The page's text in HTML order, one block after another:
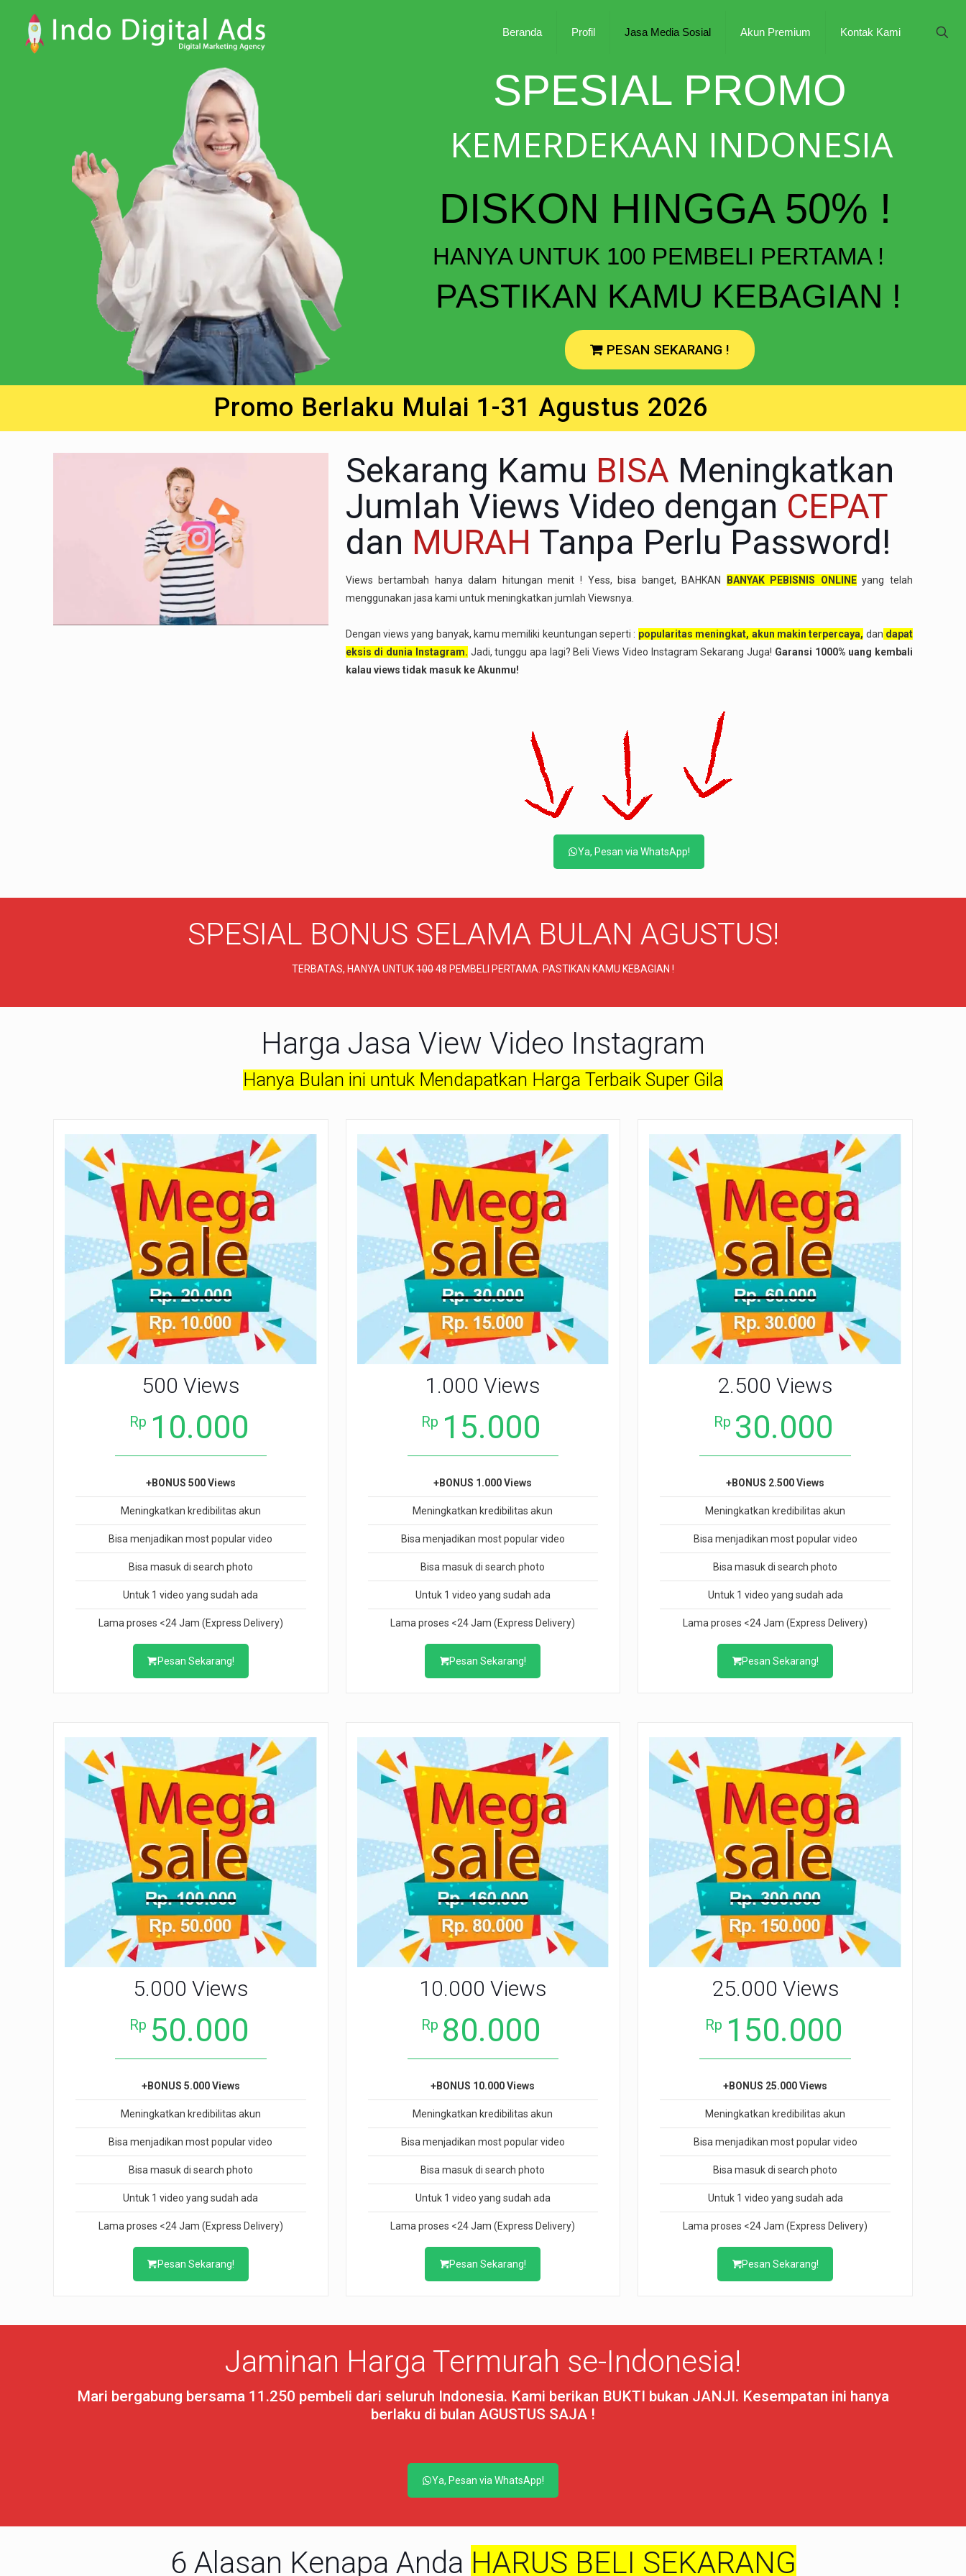
Beranda Profil Jasa Media Sosial Akun Premium Kontak Kami
Sekarang Kamu BISA Meningkatkan
Jumlah Views Video dengan CEPAT
dan MURAH Tanpa Perlu Password!
Views bertambah hanya dalam hitungan menit ! Yess, bisa banget, BAHKAN BANYAK PEBISNIS ONLINEyang telah
menggunakan jasa kami untuk meningkatkan jumlah Viewsnya.
Dengan views yang banyak, kamu memiliki keuntungan seperti : popularitas meningkat, akun makin terpercaya, dan dapat
eksis di dunia Instagram. Jadi, tunggu apa lagi? Beli Views Video Instagram Sekarang Juga! Garansi 1000% uang kembali
kalau views tidak masuk ke Akunmu!
Ya, Pesan via WhatsApp!
SPESIAL BONUS SELAMA BULAN AGUSTUS!
TERBATAS, HANYA UNTUK10048 PEMBELI PERTAMA. PASTIKAN KAMU KEBAGIAN !
Harga Jasa View Video Instagram
Hanya Bulan ini untuk Mendapatkan Harga Terbaik Super Gila
500 Views
Rp 10.000
+BONUS 500 Views
Meningkatkan kredibilitas akun
Bisa menjadikan most popular video
Bisa masuk di search photo
Untuk 1 video yang sudah ada
Lama proses <24 Jam (Express Delivery)
Pesan Sekarang!
1.000 Views
Rp 15.000
+BONUS 1.000 Views
Meningkatkan kredibilitas akun
Bisa menjadikan most popular video
Bisa masuk di search photo
Untuk 1 video yang sudah ada
Lama proses <24 Jam (Express Delivery)
Pesan Sekarang!
2.500 Views
Rp 30.000
+BONUS 2.500 Views
Meningkatkan kredibilitas akun
Bisa menjadikan most popular video
Bisa masuk di search photo
Untuk 1 video yang sudah ada
Lama proses <24 Jam (Express Delivery)
Pesan Sekarang!
5.000 Views
Rp 50.000
+BONUS 5.000 Views
Meningkatkan kredibilitas akun
Bisa menjadikan most popular video
Bisa masuk di search photo
Untuk 1 video yang sudah ada
Lama proses <24 Jam (Express Delivery)
Pesan Sekarang!
10.000 Views
Rp 80.000
+BONUS 10.000 Views
Meningkatkan kredibilitas akun
Bisa menjadikan most popular video
Bisa masuk di search photo
Untuk 1 video yang sudah ada
Lama proses <24 Jam (Express Delivery)
Pesan Sekarang!
25.000 Views
Rp 150.000
+BONUS 25.000 Views
Meningkatkan kredibilitas akun
Bisa menjadikan most popular video
Bisa masuk di search photo
Untuk 1 video yang sudah ada
Lama proses <24 Jam (Express Delivery)
Pesan Sekarang!
Jaminan Harga Termurah se-Indonesia!
Mari bergabung bersama 11.250 pembeli dari seluruh Indonesia. Kami berikan BUKTI bukan JANJI. Kesempatan ini hanya
berlaku di bulan AGUSTUS SAJA !
Ya, Pesan via WhatsApp!
6 Alasan Kenapa Anda HARUS BELI SEKARANG